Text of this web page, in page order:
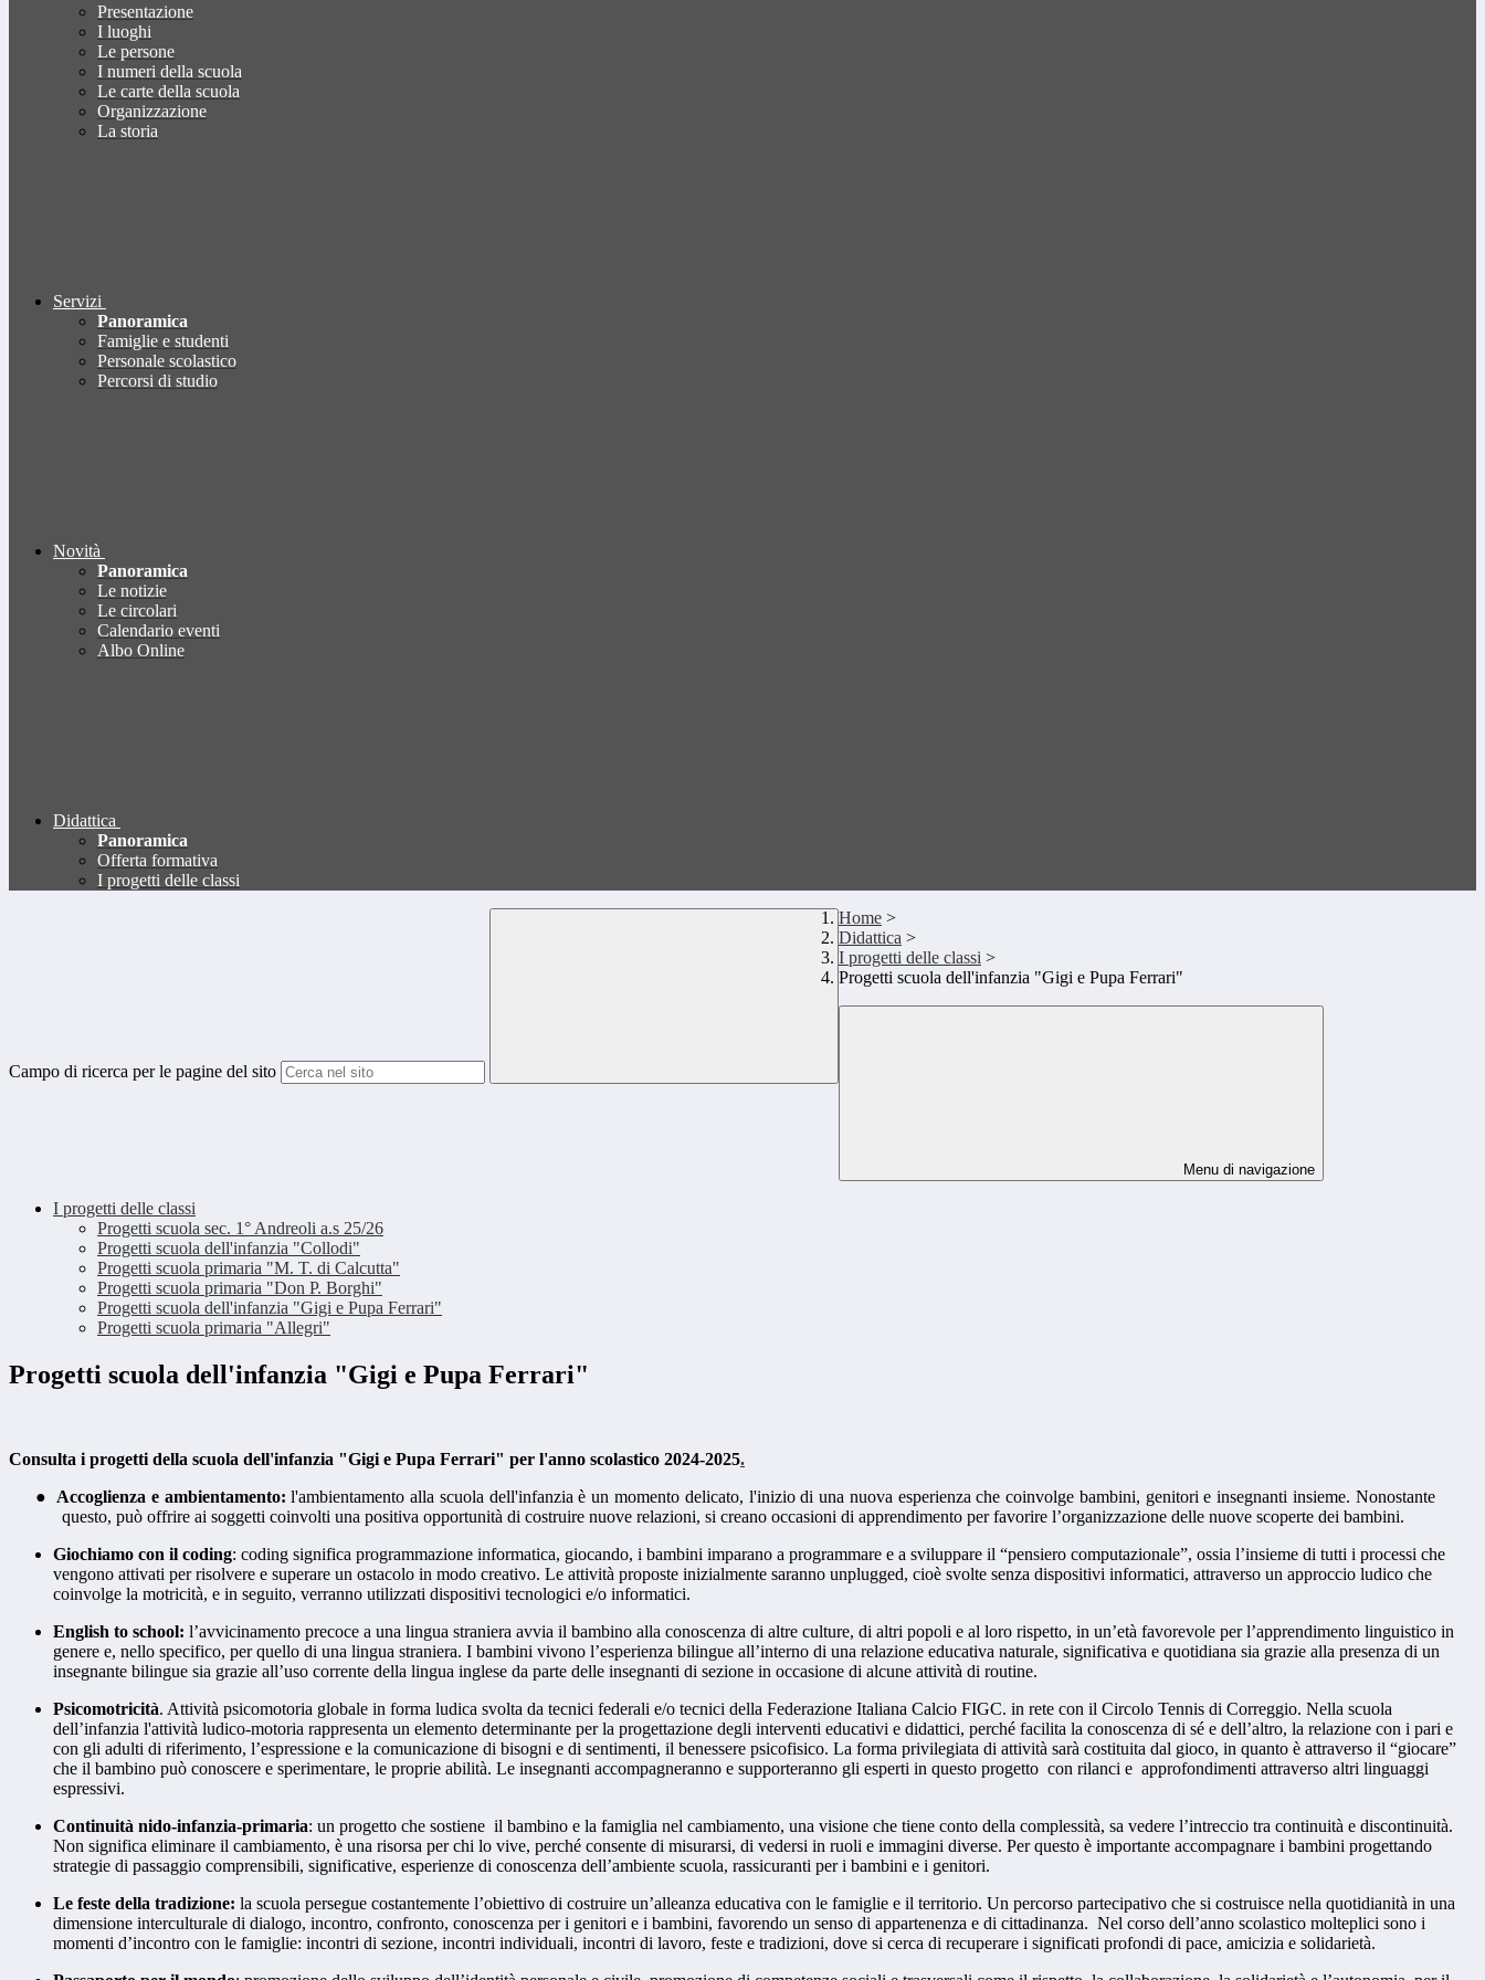
Presentazione
I luoghi
Le persone
I numeri della scuola
Le carte della scuola
Organizzazione
La storia
Servizi
Panoramica
Famiglie e studenti
Personale scolastico
Percorsi di studio
Novità
Panoramica
Le notizie
Le circolari
Calendario eventi
Albo Online
Didattica
Panoramica
Offerta formativa
I progetti delle classi
Campo di ricerca per le pagine del sito
Home >
Didattica >
I progetti delle classi >
Progetti scuola dell'infanzia "Gigi e Pupa Ferrari"
Menu di navigazione
I progetti delle classi
Progetti scuola sec. 1° Andreoli a.s 25/26
Progetti scuola dell'infanzia "Collodi"
Progetti scuola primaria "M. T. di Calcutta"
Progetti scuola primaria "Don P. Borghi"
Progetti scuola dell'infanzia "Gigi e Pupa Ferrari"
Progetti scuola primaria "Allegri"
Progetti scuola dell'infanzia "Gigi e Pupa Ferrari"
Consulta i progetti della scuola dell'infanzia "Gigi e Pupa Ferrari" per l'anno scolastico 2024-2025.
●
Accoglienza e ambientamento: l'ambientamento alla scuola dell'infanzia è un momento delicato, l'inizio di una nuova esperienza che coinvolge bambini, genitori e insegnanti insieme. Nonostante
questo, può offrire ai soggetti coinvolti una positiva opportunità di costruire nuove relazioni, si creano occasioni di apprendimento per favorire l’organizzazione delle nuove scoperte dei bambini.
Giochiamo con il coding: coding significa programmazione informatica, giocando, i bambini imparano a programmare e a sviluppare il “pensiero computazionale”, ossia l’insieme di tutti i processi che
vengono attivati per risolvere e superare un ostacolo in modo creativo. Le attività proposte inizialmente saranno unplugged, cioè svolte senza dispositivi informatici, attraverso un approccio ludico che
coinvolge la motricità, e in seguito, verranno utilizzati dispositivi tecnologici e/o informatici.
English to school: l’avvicinamento precoce a una lingua straniera avvia il bambino alla conoscenza di altre culture, di altri popoli e al loro rispetto, in un’età favorevole per l’apprendimento linguistico in
genere e, nello specifico, per quello di una lingua straniera. I bambini vivono l’esperienza bilingue all’interno di una relazione educativa naturale, significativa e quotidiana sia grazie alla presenza di un
insegnante bilingue sia grazie all’uso corrente della lingua inglese da parte delle insegnanti di sezione in occasione di alcune attività di routine.
Psicomotricità. Attività psicomotoria globale in forma ludica svolta da tecnici federali e/o tecnici della Federazione Italiana Calcio FIGC. in rete con il Circolo Tennis di Correggio. Nella scuola
dell’infanzia l'attività ludico-motoria rappresenta un elemento determinante per la progettazione degli interventi educativi e didattici, perché facilita la conoscenza di sé e dell’altro, la relazione con i pari e
con gli adulti di riferimento, l’espressione e la comunicazione di bisogni e di sentimenti, il benessere psicofisico. La forma privilegiata di attività sarà costituita dal gioco, in quanto è attraverso il “giocare”
che il bambino può conoscere e sperimentare, le proprie abilità. Le insegnanti accompagneranno e supporteranno gli esperti in questo progetto con rilanci e approfondimenti attraverso altri linguaggi
espressivi.
Continuità nido-infanzia-primaria: un progetto che sostiene il bambino e la famiglia nel cambiamento, una visione che tiene conto della complessità, sa vedere l’intreccio tra continuità e discontinuità.
Non significa eliminare il cambiamento, è una risorsa per chi lo vive, perché consente di misurarsi, di vedersi in ruoli e immagini diverse. Per questo è importante accompagnare i bambini progettando
strategie di passaggio comprensibili, significative, esperienze di conoscenza dell’ambiente scuola, rassicuranti per i bambini e i genitori.
Le feste della tradizione: la scuola persegue costantemente l’obiettivo di costruire un’alleanza educativa con le famiglie e il territorio. Un percorso partecipativo che si costruisce nella quotidianità in una
dimensione interculturale di dialogo, incontro, confronto, conoscenza per i genitori e i bambini, favorendo un senso di appartenenza e di cittadinanza. Nel corso dell’anno scolastico molteplici sono i
momenti d’incontro con le famiglie: incontri di sezione, incontri individuali, incontri di lavoro, feste e tradizioni, dove si cerca di recuperare i significati profondi di pace, amicizia e solidarietà.